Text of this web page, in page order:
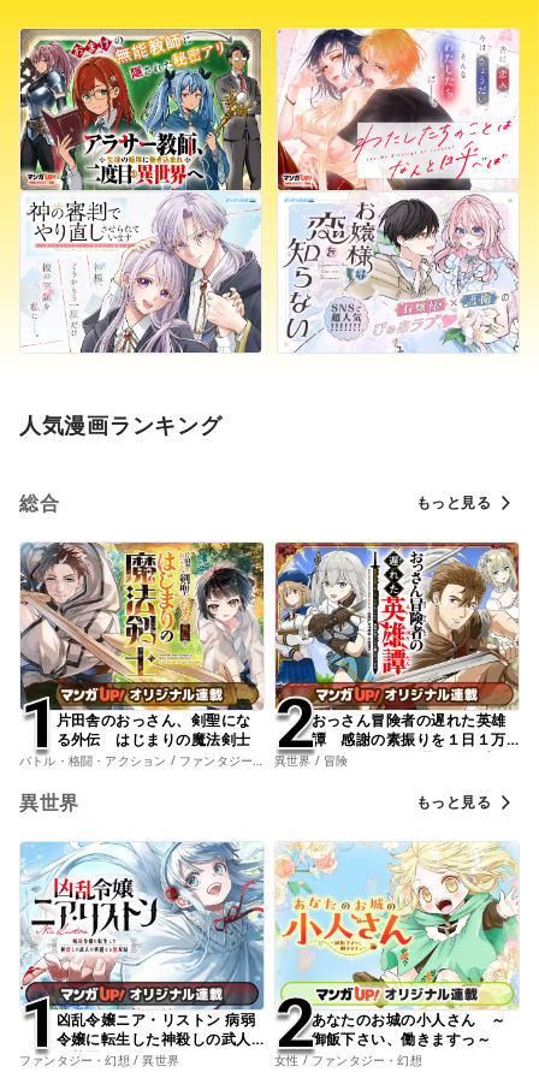
人気漫画ランキング
総合 もっと見る
1
1片田舎のおっさん、剣聖にな
る外伝 はじまりの魔法剣士
バトル・格闘・アクション / ファンタジー・幻想 2
2おっさん冒険者の遅れた英雄
譚 感謝の素振りを１日１万
回していたら､剣聖が弟子入り
異世界 / 冒険
異世界 もっと見る
1
1凶乱令嬢ニア・リストン 病弱
令嬢に転生した神殺しの武人
の華麗なる無双録
ファンタジー・幻想 / 異世界 2
2あなたのお城の小人さん ～
御飯下さい、働きますっ～
女性 / ファンタジー・幻想